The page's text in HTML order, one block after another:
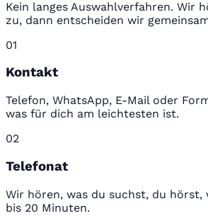
Kein langes Auswahlverfahren. Wir
zu, dann entscheiden wir
01
Kontakt
Telefon, WhatsApp, E-Mail oder
was für dich am leichtesten ist.
02
Telefonat
Wir hören, was du suchst, du hörst,
bis 20 Minuten.